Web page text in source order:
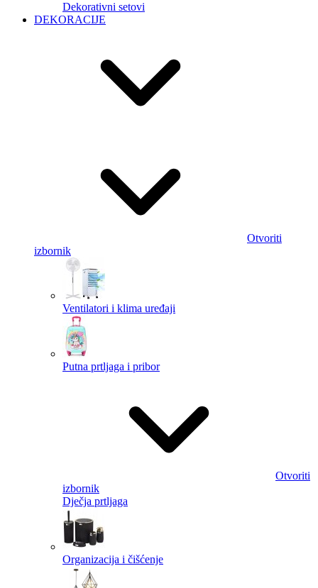
Dekorativni setovi
DEKORACIJE
Otvoriti
izbornik
Ventilatori i klima uređaji
Putna prtljaga i pribor
Otvoriti
izbornik
Dječja prtljaga
Organizacija i čišćenje